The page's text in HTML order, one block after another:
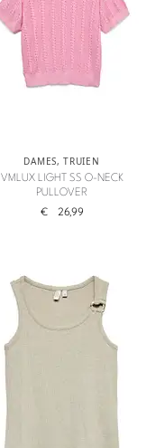
DAMES,TRUIEN
VMLUX LIGHT SS O-NECK
PULLOVER
€ 26,99